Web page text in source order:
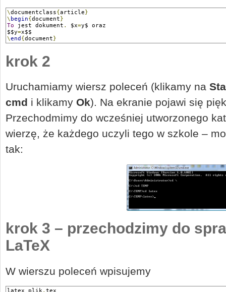
\documentclass{ article }
\ begin{ document }
To jest dokument . $x=y$ oraz
$$y=x$$
\end { document }
krok 2
Uruchamiamy wiersz poleceń (klikamy na
cmd i klikamy Ok). Na ekranie pojawi się
Przechodmimy do wcześniej utworzonego
wierzę, że każdego uczyli tego w szkole –
tak:
krok 3 – przechodzimy do
LaTeX
W wierszu poleceń wpisujemy
latex plik. tex